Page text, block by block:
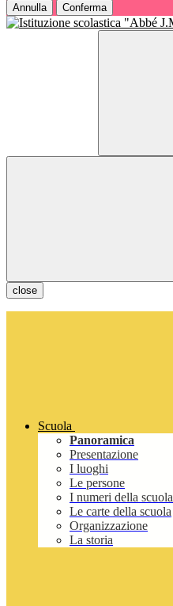
Annulla Conferma
close
Scuola
Panoramica
Presentazione
I luoghi
Le persone
I numeri della scuola
Le carte della scuola
Organizzazione
La storia